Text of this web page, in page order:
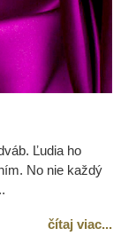
Ľudia ho
No nie každý
čítaj viac...